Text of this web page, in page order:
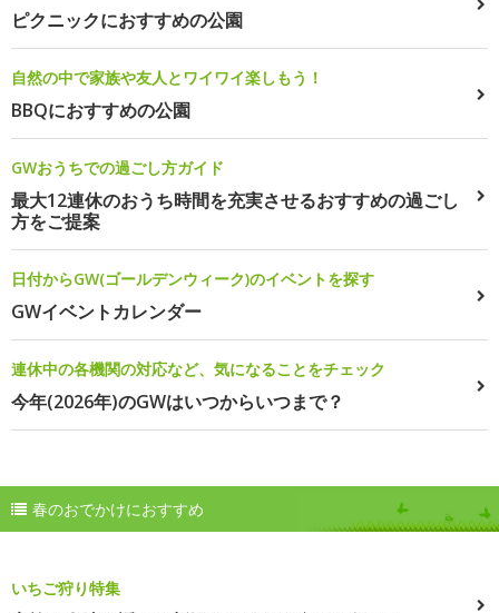
ピクニックにおすすめの公園
自然の中で家族や友人とワイワイ楽しもう！
BBQにおすすめの公園
GWおうちでの過ごし方ガイド
最大12連休のおうち時間を充実させるおすすめの過ごし
方をご提案
日付からGW(ゴールデンウィーク)のイベントを探す
GWイベントカレンダー
連休中の各機関の対応など、気になることをチェック
今年(2026年)のGWはいつからいつまで？
春のおでかけにおすすめ
いちご狩り特集